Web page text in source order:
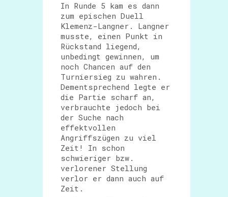
In Runde 5 kam es dann
zum epischen Duell
Klemenz-Langner. Langner
musste, einen Punkt in
Rückstand liegend,
unbedingt gewinnen, um
noch Chancen auf den
Turniersieg zu wahren.
Dementsprechend legte er
die Partie scharf an,
verbrauchte jedoch bei
der Suche nach
effektvollen
Angriffszügen zu viel
Zeit! In schon
schwieriger bzw.
verlorener Stellung
verlor er dann auch auf
Zeit.